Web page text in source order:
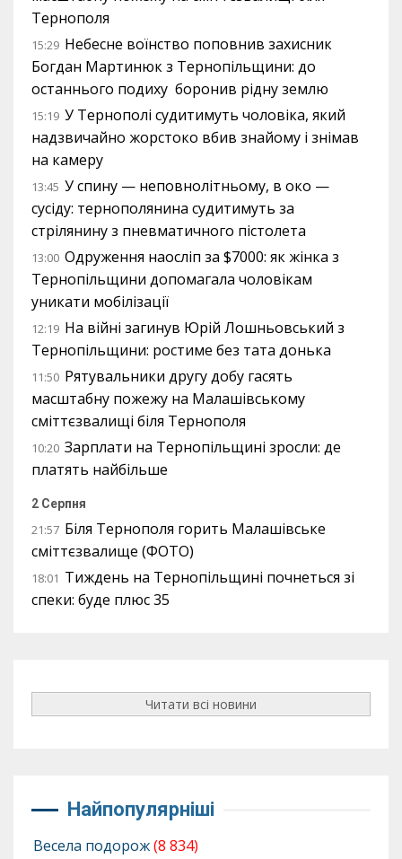
Тернополя
15:29 Небесне воїнство поповнив захисник
Богдан Мартинюк з Тернопільщини: до
останнього подиху боронив рідну землю
15:19 У Тернополі судитимуть чоловіка, який
надзвичайно жорстоко вбив знайому і знімав
на камеру
13:45 У спину — неповнолітньому, в око —
сусіду: тернополянина судитимуть за
стрілянину з пневматичного пістолета
13:00 Одруження наосліп за $7000: як жінка з
Тернопільщини допомагала чоловікам
уникати мобілізації
12:19 На війні загинув Юрій Лошньовський з
Тернопільщини: ростиме без тата донька
11:50 Рятувальники другу добу гасять
масштабну пожежу на Малашівському
сміттєзвалищі біля Тернополя
10:20 Зарплати на Тернопільщині зросли: де
платять найбільше
2 Серпня
21:57 Біля Тернополя горить Малашівське
сміттєзвалище (ФОТО)
18:01 Тиждень на Тернопільщині почнеться зі
спеки: буде плюс 35
Читати всі новини
Найпопулярніші
Весела подорож(8 834)